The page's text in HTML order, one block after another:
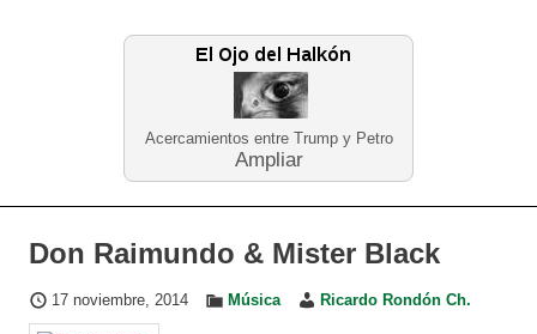
Acercamientos entre Trump y Petro
Ampliar
Educación Neira
Don Raimundo & Mister Black
17 noviembre, 2014 Música Ricardo Rondón Ch.